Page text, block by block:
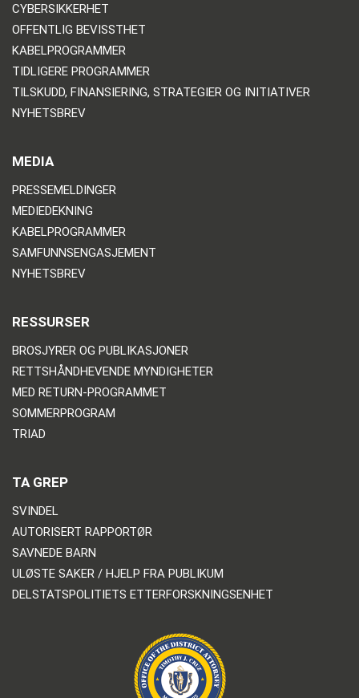
CYBERSIKKERHET
OFFENTLIG BEVISSTHET
KABELPROGRAMMER
TIDLIGERE PROGRAMMER
TILSKUDD, FINANSIERING, STRATEGIER OG INITIATIVER
NYHETSBREV
MEDIA
PRESSEMELDINGER
MEDIEDEKNING
KABELPROGRAMMER
SAMFUNNSENGASJEMENT
NYHETSBREV
RESSURSER
BROSJYRER OG PUBLIKASJONER
RETTSHÅNDHEVENDE MYNDIGHETER
MED RETURN-PROGRAMMET
SOMMERPROGRAM
TRIAD
TA GREP
SVINDEL
AUTORISERT RAPPORTØR
SAVNEDE BARN
ULØSTE SAKER / HJELP FRA PUBLIKUM
DELSTATSPOLITIETS ETTERFORSKNINGSENHET